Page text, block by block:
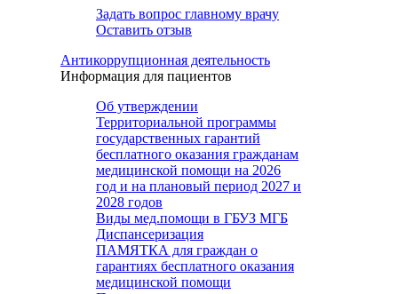
Задать вопрос главному врачу
Оставить отзыв
Антикоррупционная деятельность
Информация для пациентов
Об утверждении
Территориальной программы
государственных гарантий
бесплатного оказания гражданам
медицинской помощи на 2026
год и на плановый период 2027 и
2028 годов
Виды мед.помощи в ГБУЗ МГБ
Диспансеризация
ПАМЯТКА для граждан о
гарантиях бесплатного оказания
медицинской помощи